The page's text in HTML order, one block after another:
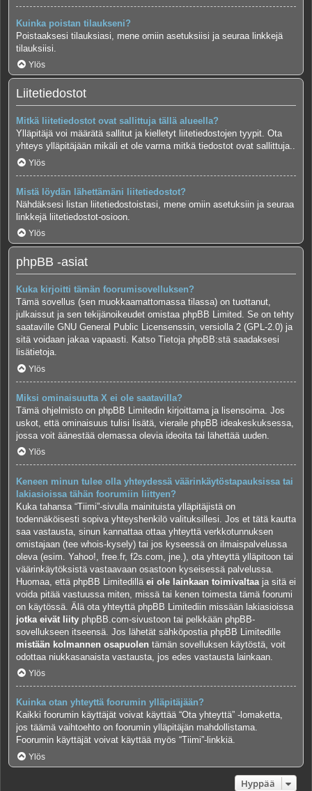
Kuinka poistan tilaukseni?
Poistaaksesi tilauksiasi, mene omiin asetuksiisi ja seuraa linkkejä
tilauksiisi.
Ylös
Liitetiedostot
Mitkä liitetiedostot ovat sallittuja tällä alueella?
Ylläpitäjä voi määrätä sallitut ja kielletyt liitetiedostojen tyypit. Ota
yhteys ylläpitäjään mikäli et ole varma mitkä tiedostot ovat sallittuja..
Ylös
Mistä löydän lähettämäni liitetiedostot?
Nähdäksesi listan liitetiedostoistasi, mene omiin asetuksiin ja seuraa
linkkejä liitetiedostot-osioon.
Ylös
phpBB -asiat
Kuka kirjoitti tämän foorumisovelluksen?
Tämä sovellus (sen muokkaamattomassa tilassa) on tuottanut,
julkaissut ja sen tekijänoikeudet omistaa phpBB Limited. Se on tehty
saataville GNU General Public Licensenssin, versiolla 2 (GPL-2.0) ja
sitä voidaan jakaa vapaasti. Katso Tietoja phpBB:stäsaadaksesi
lisätietoja.
Ylös
Miksi ominaisuutta X ei ole saatavilla?
Tämä ohjelmisto on phpBB Limitedin kirjoittama ja lisensoima. Jos
uskot, että ominaisuus tulisi lisätä, vieraile phpBB ideakeskuksessa
jossa voit äänestää olemassa olevia ideoita tai lähettää uuden.
Ylös
Keneen minun tulee olla yhteydessä väärinkäytöstapauksissa tai
lakiasioissa tähän foorumiin liittyen?
Kuka tahansa “Tiimi”-sivulla mainituista ylläpitäjistä on
todennäköisesti sopiva yhteyshenkilö valituksillesi. Jos et tätä kautta
saa vastausta, sinun kannattaa ottaa yhteyttä verkkotunnuksen
omistajaan (tee whois-kysely) tai jos kyseessä on ilmaispalvelussa
oleva (esim. Yahoo!, free.fr, f2s.com, jne.), ota yhteyttä ylläpitoon tai
väärinkäytöksistä vastaavaan osastoon kyseisessä palvelussa.
Huomaa, että phpBB Limitedillä ei ole lainkaan toimivaltaa ja sitä ei
voida pitää vastuussa miten, missä tai kenen toimesta tämä foorumi
on käytössä. Älä ota yhteyttä phpBB Limitediin missään lakiasioissa
jotka eivät liity phpBB.com-sivustoon tai pelkkään phpBB-
sovellukseen itseensä. Jos lähetät sähköpostia phpBB Limitedille
mistään kolmannen osapuolen tämän sovelluksen käytöstä, voit
odottaa niukkasanaista vastausta, jos edes vastausta lainkaan.
Ylös
Kuinka otan yhteyttä foorumin ylläpitäjään?
Kaikki foorumin käyttäjät voivat käyttää “Ota yhteyttä” -lomaketta,
jos täämä vaihtoehto on foorumin ylläpitäjän mahdollistama.
Foorumin käyttäjät voivat käyttää myös “Tiimi”-linkkiä.
Ylös
Hyppää